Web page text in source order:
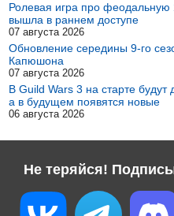
Ролевая игра про
вышла в раннем доступе
07 августа 2026
Обновление середины 9-го
Капюшона
07 августа 2026
В Guild Wars 3 на старте
а в будущем появятся новые
06 августа 2026
Не теряйся!